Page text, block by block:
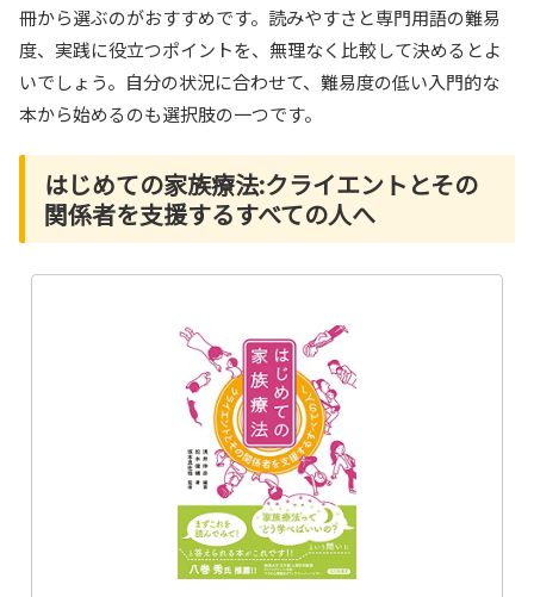
冊から選ぶのがおすすめです。読みやすさと専門用語の難易
度、実践に役立つポイントを、無理なく比較して決めるとよ
いでしょう。自分の状況に合わせて、難易度の低い入門的な
本から始めるのも選択肢の一つです。
はじめての家族療法:クライエントとその
関係者を支援するすべての人へ